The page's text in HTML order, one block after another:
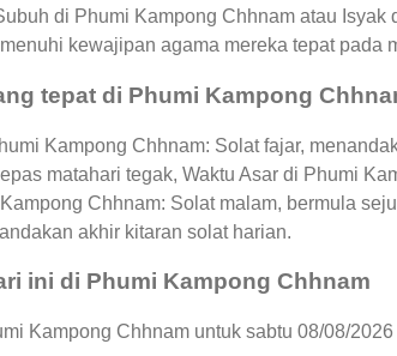
di Phumi Kampong Chhnam atau
kewajipan agama mereka tepat pada
tepat di Phumi Kampong
Kampong Chhnam: Solat fajar,
matahari tegak, Waktu Asar di Phumi
Chhnam: Solat malam, bermula
akhir kitaran solat harian.
ini di Phumi Kampong Chhnam
Kampong Chhnam untuk sabtu 08/08/